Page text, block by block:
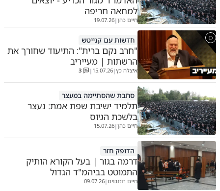
למחאה חריפה
חיים כהן|
19.07.26
חדשות עם קנייטש
"חרב נקם ברית": התיעוד שחורך את
הרשתות | מעייריב
איצלה כץ|
15.07.26
|
3
סחבת שהסתיימה במעצר
תלמיד ישיבת שפת אמת: נעצר
בלשכת הגיוס
חיים כהן|
15.07.26
הדופק חזר
דרמה בגור | בעל הקורא הותיק
התמוטט בביהמ"ד הגדול
חיים רוזנבוים|
09.07.26